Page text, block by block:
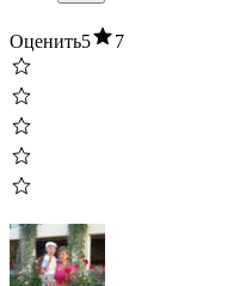
Оценить5 7